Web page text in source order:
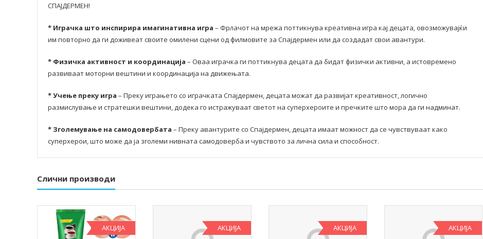
СПАЈДЕРМЕН!
* Играчка што инспирира имагинативна игра – Фрлачот на мрежа поттикнува креативна игра кај децата, овозможувајќи
им повторно да ги доживеат своите омилени сцени од филмовите за Спајдермен или да создадат свои авантури.
* Физичка активност и координација – Оваа играчка ги поттикнува децата да бидат физички активни, а истовремено
развиваат моторни вештини и координација на движењата.
* Учење преку игра – Преку играњето со играчката Спајдермен, децата можат да развијат креативност, логично
размислување и стратешки вештини, додека го истражуваат светот на суперхероите и пречките што мора да ги надминат.
* Зголемување на самодовербата – Преку авантурите со Спајдермен, децата имаат можност да се чувствуваат како
суперхерои, што може да ја зголеми нивната самодоверба и чувството за лична сила и способност.
Слични производи
АКЦИЈА АКЦИЈА АКЦИЈА АКЦИЈА